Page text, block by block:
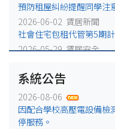
預防租屋糾紛提醒同學注
2026-06-02 賃居新聞
社會住宅包租代管第5期
2026-05-29 賃居安全
2026-05-25 賃居安全
賃居退租注意事項
2026-05-18 賃居新聞
校外租屋租金補貼宣導公
系統公告
2026-08-06
因配合學校高壓電設備檢
停服務。